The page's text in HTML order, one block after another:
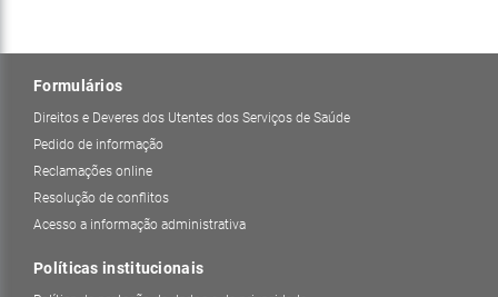
Formulários
Direitos e Deveres dos Utentes dos Serviços de Saúde
Pedido de informação
Reclamações online
Resolução de conflitos
Acesso a informação administrativa
Políticas institucionais